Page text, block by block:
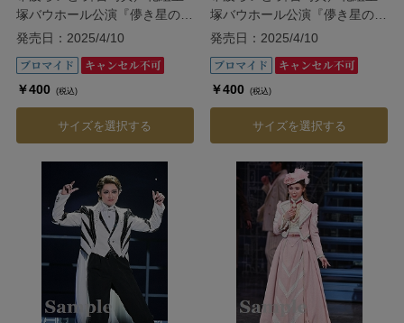
塚バウホール公演『儚き星の照
らす海の果てに』
発売日：2025/4/10
￥400 (税込)
サイズを選択する
塚バウホール公演『儚き星の照
らす海の果てに』
発売日：2025/4/10
￥400 (税込)
サイズを選択する